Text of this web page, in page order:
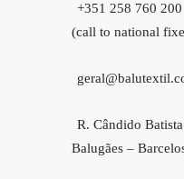
+351 258 760 200
(call to national
R. Cândido
Balugães –